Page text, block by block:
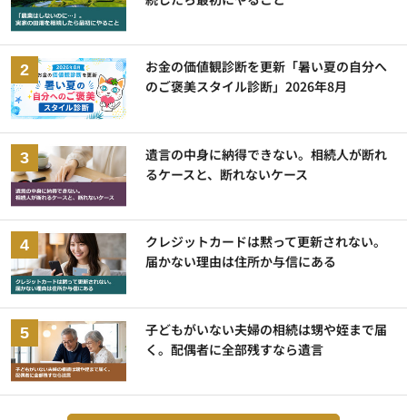
お金の価値観診断を更新「暑い夏の自分へ
のご褒美スタイル診断」2026年8月
遺言の中身に納得できない。相続人が断れ
るケースと、断れないケース
クレジットカードは黙って更新されない。
届かない理由は住所か与信にある
子どもがいない夫婦の相続は甥や姪まで届
く。配偶者に全部残すなら遺言